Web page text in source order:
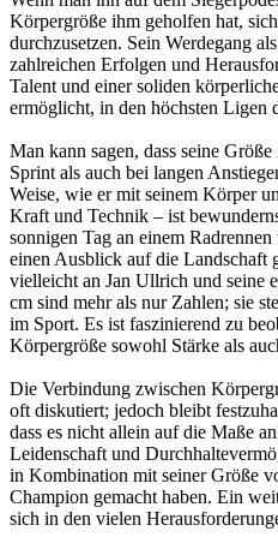
Körpergröße ihm geholfen hat,
durchzusetzen. Sein Werdegang
zahlreichen Erfolgen und
Talent und einer soliden
ermöglicht, in den höchsten Ligen
Man kann sagen, dass seine
Sprint als auch bei langen
Weise, wie er mit seinem Körper
Kraft und Technik – ist
sonnigen Tag an einem
einen Ausblick auf die Landschaft
vielleicht an Jan Ullrich und seine
cm sind mehr als nur Zahlen; sie
im Sport. Es ist faszinierend zu
Körpergröße sowohl Stärke als
Die Verbindung zwischen
oft diskutiert; jedoch bleibt
dass es nicht allein auf die Maße
Leidenschaft und
in Kombination mit seiner Größe
Champion gemacht haben. Ein
sich in den vielen